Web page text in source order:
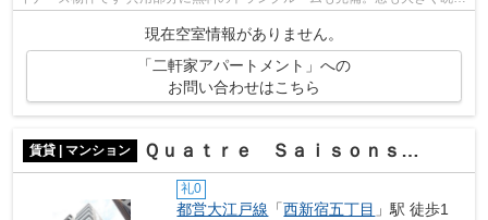
がいいです。 詳細はお問い合わせく...
現在空室情報がありません。
「二軒家アパートメント」への
お問い合わせはこちら
賃貸 | マンション Ｑｕａｔｒｅ Ｓａｉｓｏｎｓ Ｍｉｙａｇｉｎｏ Ⅱ（カトルセゾンミヤギノツー）
礼0
都営大江戸線 「西新宿五丁目 」駅 徒歩1